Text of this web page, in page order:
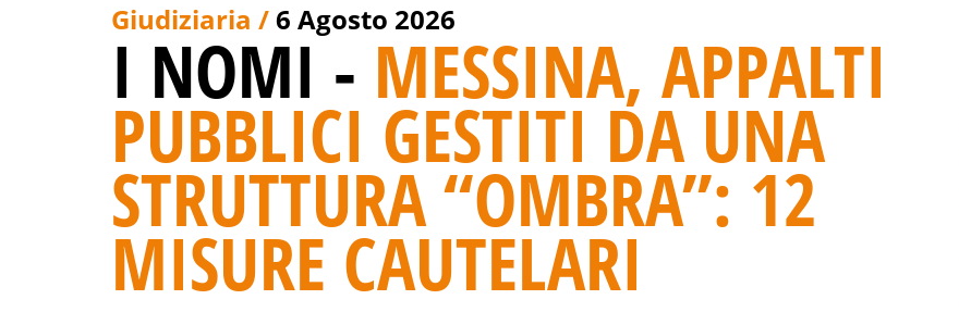
Giudiziaria /6 Agosto 2026
I NOMI - MESSINA, APPALTI
PUBBLICI GESTITI DA UNA
STRUTTURA “OMBRA”: 12
MISURE CAUTELARI